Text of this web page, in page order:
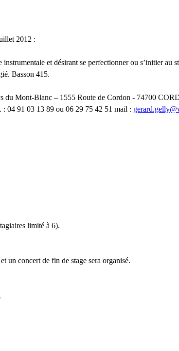
2012 :
et désirant se perfectionner ou s’initier au
Basson 415.
du Mont-Blanc – 1555 Route de Cordon - 74700
: 04 91 03 13 89 ou 06 29 75 42 51 mail : gerard.gelly@
limité à 6).
un concert de fin de stage sera organisé.